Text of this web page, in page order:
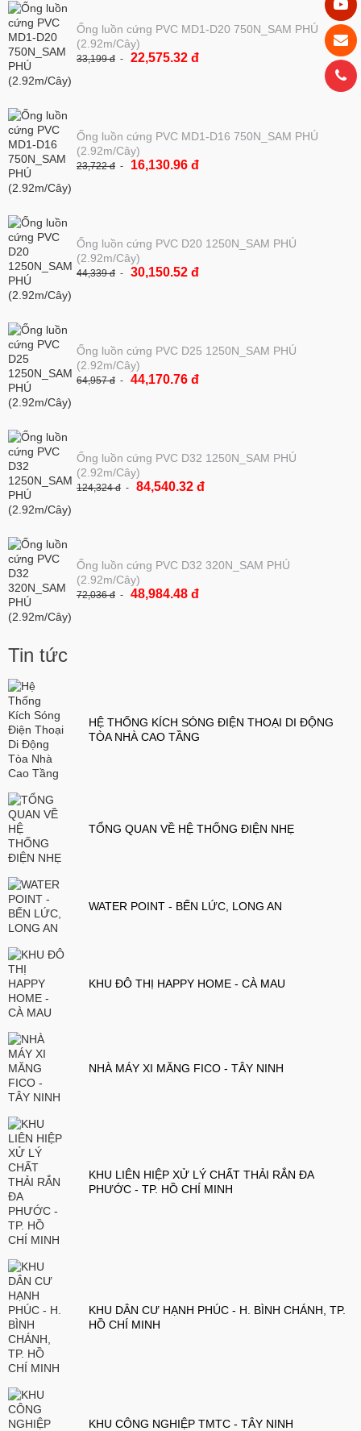
Ống luồn cứng PVC MD1-D20 750N_SAM PHÚ
(2.92m/Cây)
33,199 đ 22,575.32 đ
Ống luồn cứng PVC MD1-D16 750N_SAM PHÚ
(2.92m/Cây)
23,722 đ 16,130.96 đ
Ống luồn cứng PVC D20 1250N_SAM PHÚ
(2.92m/Cây)
44,339 đ 30,150.52 đ
Ống luồn cứng PVC D25 1250N_SAM PHÚ
(2.92m/Cây)
64,957 đ 44,170.76 đ
Ống luồn cứng PVC D32 1250N_SAM PHÚ
(2.92m/Cây)
124,324 đ 84,540.32 đ
Ống luồn cứng PVC D32 320N_SAM PHÚ
(2.92m/Cây)
72,036 đ 48,984.48 đ
Tin tức
HỆ THỐNG KÍCH SÓNG ĐIỆN THOẠI DI ĐỘNG
TÒA NHÀ CAO TẦNG
TỔNG QUAN VỀ HỆ THỐNG ĐIỆN NHẸ
WATER POINT - BẾN LỨC, LONG AN
KHU ĐÔ THỊ HAPPY HOME - CÀ MAU
NHÀ MÁY XI MĂNG FICO - TÂY NINH
KHU LIÊN HIỆP XỬ LÝ CHẤT THẢI RẮN ĐA
PHƯỚC - TP. HỒ CHÍ MINH
KHU DÂN CƯ HẠNH PHÚC - H. BÌNH CHÁNH, TP.
HỒ CHÍ MINH
KHU CÔNG NGHIỆP TMTC - TÂY NINH